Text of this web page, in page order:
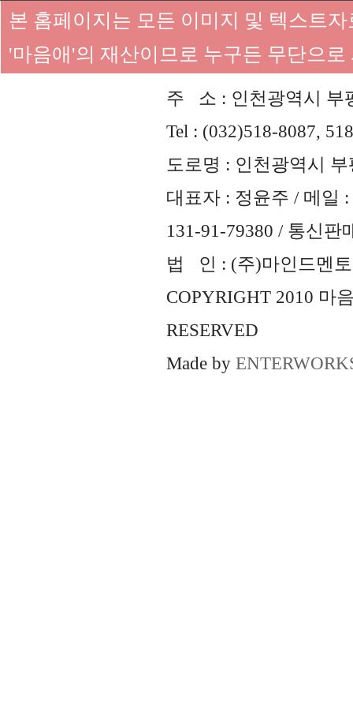
본 홈페이지는 모든 이미지 및 텍스트
'마음애'의 재산이므로 누구든 무단으
주 소 : 인천광역시 부
Tel : (032)518-8087,
도로명 : 인천광역시
대표자 : 정윤주 / 메일 :
131-91-79380 / 통신판
법 인 : (주)마인드멘토
COPYRIGHT 2010 마
RESERVED
Made by